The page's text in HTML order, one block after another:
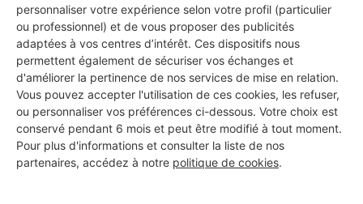
personnaliser votre expérience selon votre profil (particulier
ou professionnel) et de vous proposer des publicités
adaptées à vos centres d’intérêt. Ces dispositifs nous
permettent également de sécuriser vos échanges et
d'améliorer la pertinence de nos services de mise en relation.
Vous pouvez accepter l'utilisation de ces cookies, les refuser,
ou personnaliser vos préférences ci-dessous. Votre choix est
conservé pendant 6 mois et peut être modifié à tout moment.
Pour plus d'informations et consulter la liste de nos
partenaires, accédez à notre politique de cookies.
Les 1 autres Carreleurs pour
vos travaux à Morne-à-l'Eau
Flash BTP multi services
Morne-à-l'Eau